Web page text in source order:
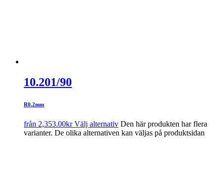
10.201/90
R0.2mm
från 2,353.00kr Välj alternativ Den här produkten har flera
varianter. De olika alternativen kan väljas på produktsidan